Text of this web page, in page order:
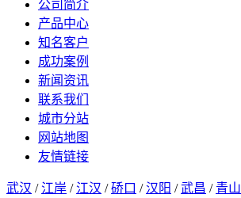
公司简介
产品中心
知名客户
成功案例
新闻资讯
联系我们
城市分站
网站地图
友情链接
武汉 / 江岸 / 江汉 /硚口 /汉阳 /武昌 / 青山